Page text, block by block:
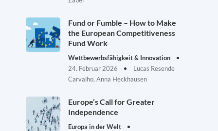
Fund or Fumble – How to Make
the European Competitiveness
Fund Work
Wettbewerbsfähigkeit & Innovation
24. Februar 2026
Lucas Resende
Carvalho, Anna Heckhausen
Europe’s Call for Greater
Independence
Europa in der Welt